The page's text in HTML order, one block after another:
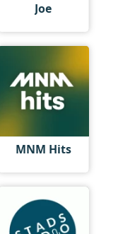
Joe
MNM Hits